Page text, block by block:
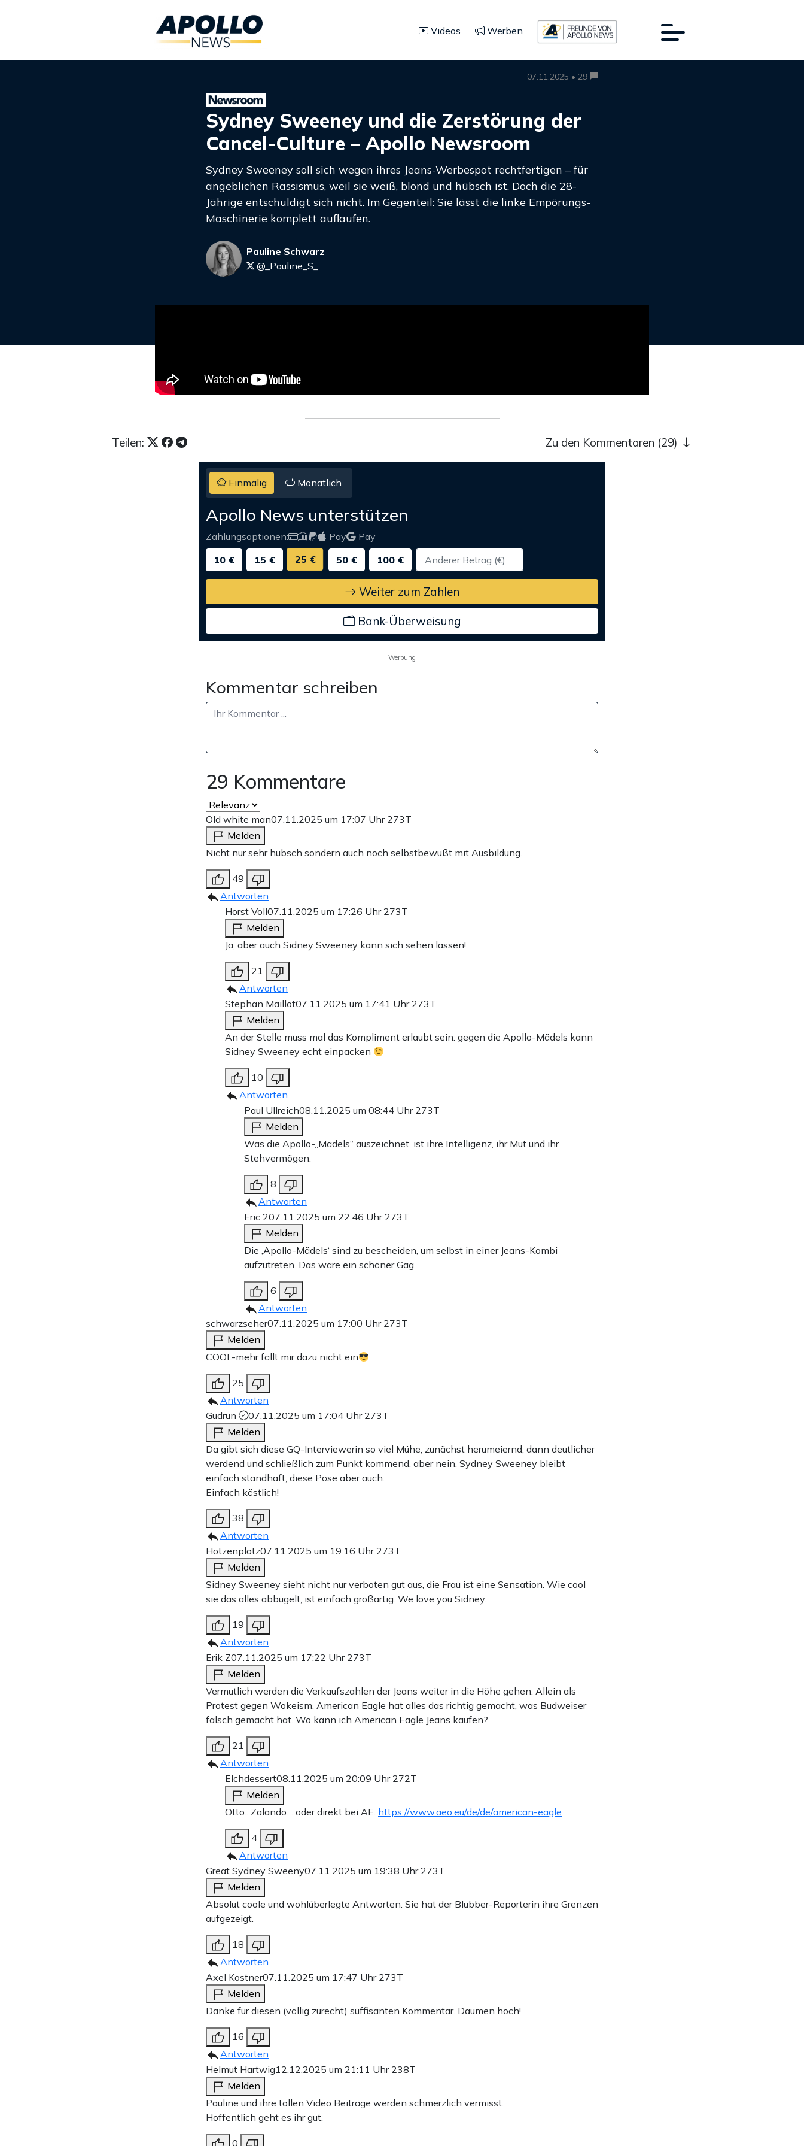
Videos Werben
07.11.2025 • 29
Sydney Sweeney und die Zerstörung der
Cancel-Culture – Apollo Newsroom
Sydney Sweeney soll sich wegen ihres Jeans-Werbespot rechtfertigen – für
angeblichen Rassismus, weil sie weiß, blond und hübsch ist. Doch die 28-
Jährige entschuldigt sich nicht. Im Gegenteil: Sie lässt die linke Empörungs-
Maschinerie komplett auflaufen.
Pauline Schwarz
@_Pauline_S_
Teilen: Zu den Kommentaren (29)
Einmalig Monatlich
Apollo News unterstützen
Zahlungsoptionen: Pay
Pay
10 €
15 € 25 € 50 € 100 €
Weiter zum Zahlen
Bank-Überweisung
Werbung
Kommentar schreiben
29 Kommentare
Old white man07.11.2025 um 17:07 Uhr 273T
Melden
Nicht nur sehr hübsch sondern auch noch selbstbewußt mit Ausbildung.
49
Antworten
Horst Voll07.11.2025 um 17:26 Uhr 273T
Melden
Ja, aber auch Sidney Sweeney kann sich sehen lassen!
21
Antworten
Stephan Maillot07.11.2025 um 17:41 Uhr 273T
Melden
An der Stelle muss mal das Kompliment erlaubt sein: gegen die Apollo-Mädels kann
Sidney Sweeney echt einpacken
10
Antworten
Paul Ullreich08.11.2025 um 08:44 Uhr 273T
Melden
Was die Apollo-„Mädels“ auszeichnet, ist ihre Intelligenz, ihr Mut und ihr
Stehvermögen.
8
Antworten
Eric 207.11.2025 um 22:46 Uhr 273T
Melden
Die ‚Apollo-Mädels‘ sind zu bescheiden, um selbst in einer Jeans-Kombi
aufzutreten. Das wäre ein schöner Gag.
6
Antworten
schwarzseher07.11.2025 um 17:00 Uhr 273T
Melden
COOL-mehr fällt mir dazu nicht ein
25
Antworten
Gudrun
07.11.2025 um 17:04 Uhr 273T
Melden
Da gibt sich diese GQ-Interviewerin so viel Mühe, zunächst herumeiernd, dann deutlicher
werdend und schließlich zum Punkt kommend, aber nein, Sydney Sweeney bleibt
einfach standhaft, diese Pöse aber auch.
Einfach köstlich!
38
Antworten
Hotzenplotz07.11.2025 um 19:16 Uhr 273T
Melden
Sidney Sweeney sieht nicht nur verboten gut aus, die Frau ist eine Sensation. Wie cool
sie das alles abbügelt, ist einfach großartig. We love you Sidney.
19
Antworten
Erik Z07.11.2025 um 17:22 Uhr 273T
Melden
Vermutlich werden die Verkaufszahlen der Jeans weiter in die Höhe gehen. Allein als
Protest gegen Wokeism. American Eagle hat alles das richtig gemacht, was Budweiser
falsch gemacht hat. Wo kann ich American Eagle Jeans kaufen?
21
Antworten
Elchdessert08.11.2025 um 20:09 Uhr 272T
Melden
Otto.. Zalando… oder direkt bei AE. https://www.aeo.eu/de/de/american-eagle
4
Antworten
Great Sydney Sweeny07.11.2025 um 19:38 Uhr 273T
Melden
Absolut coole und wohlüberlegte Antworten. Sie hat der Blubber-Reporterin ihre Grenzen
aufgezeigt.
18
Antworten
Axel Kostner07.11.2025 um 17:47 Uhr 273T
Melden
Danke für diesen (völlig zurecht) süffisanten Kommentar. Daumen hoch!
16
Antworten
Helmut Hartwig12.12.2025 um 21:11 Uhr 238T
Melden
Pauline und ihre tollen Video Beiträge werden schmerzlich vermisst.
Hoffentlich geht es ihr gut.
0